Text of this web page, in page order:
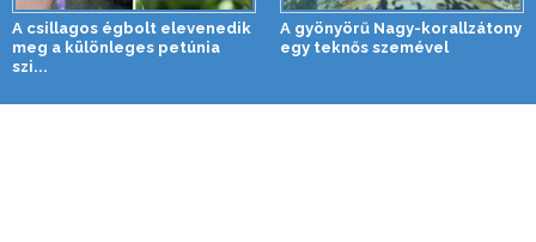
A csillagos égbolt elevenedik
meg a különleges petúnia
szi...
A gyönyörű Nagy-korallzátony
egy teknős szemével